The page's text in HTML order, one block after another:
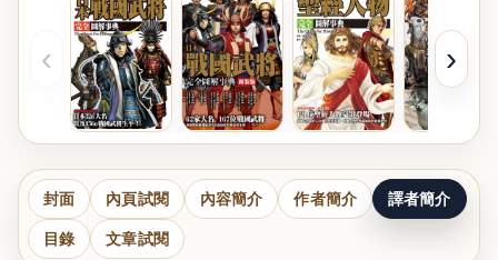
‹ ›
封面 內頁試閱 內容簡介 作者簡介 譯者簡介
目錄 文章試閱